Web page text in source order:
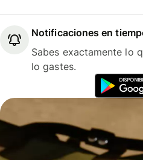
Notificaciones en
Sabes exactamente lo
lo gastes.